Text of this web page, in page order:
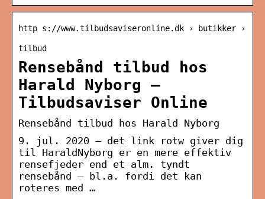
http s://www.tilbudsaviseronline.dk › butikker ›
tilbud
Rensebånd tilbud hos
Harald Nyborg –
Tilbudsaviser Online
Rensebånd tilbud hos Harald Nyborg
9. jul. 2020 — det link rotw giver dig
til HaraldNyborg er en mere effektiv
rensefjeder end et alm. tyndt
rensebånd – bl.a. fordi det kan
roteres med …